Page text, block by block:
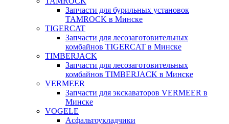
Запчасти для бурильных установок
TAMROCK в Минске
TIGERCAT
Запчасти для лесозаготовительных
комбайнов TIGERCAT в Минске
TIMBERJACK
Запчасти для лесозаготовительных
комбайнов TIMBERJACK в Минске
VERMEER
Запчасти для экскаваторов VERMEER в
Минске
VOGELE
Асфальтоукладчики